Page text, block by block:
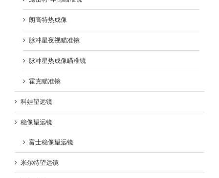
朗高特热成像
脉冲星夜视瞄准镜
脉冲星热成像瞄准镜
霍克瞄准镜
科娃望远镜
稳像望远镜
富士稳像望远镜
米尔特望远镜